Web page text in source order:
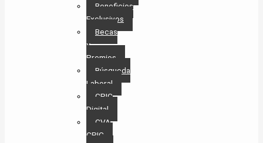
Beneficios
Exclusivos
Becas
y
Premios
Búsqueda
Laboral​
CPIC
Digital
CVA
CPIC